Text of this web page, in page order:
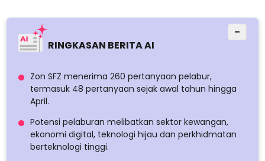
RINGKASAN BERITA AI
−
Zon SFZ menerima 260 pertanyaan pelabur,
termasuk 48 pertanyaan sejak awal tahun hingga
April.
Potensi pelaburan melibatkan sektor kewangan,
ekonomi digital, teknologi hijau dan perkhidmatan
berteknologi tinggi.